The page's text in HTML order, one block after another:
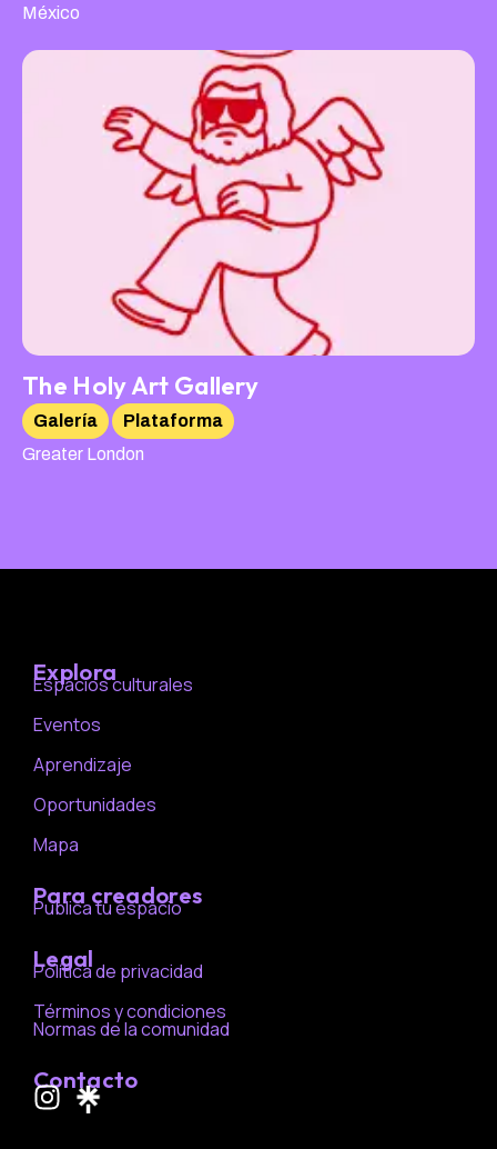
México
The Holy Art Gallery
Galería
Plataforma
Greater London
Explora
Espacios culturales
Eventos
Aprendizaje
Oportunidades
Mapa
Para creadores
Publica tu espacio
Legal
Política de privacidad
Términos y condiciones
Normas de la comunidad
Contacto
I